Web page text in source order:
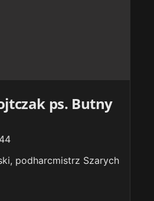
ps. Butny
podharcmistrz Szarych